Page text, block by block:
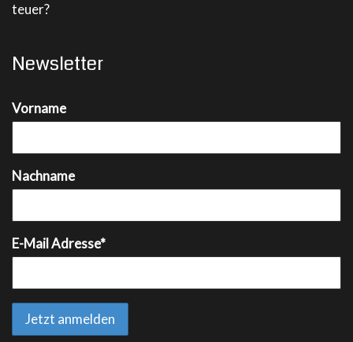
teuer?
Newsletter
Vorname
Nachname
E-Mail Adresse*